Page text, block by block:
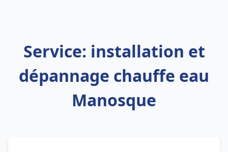
Service: installation et
dépannage chauffe eau
Manosque